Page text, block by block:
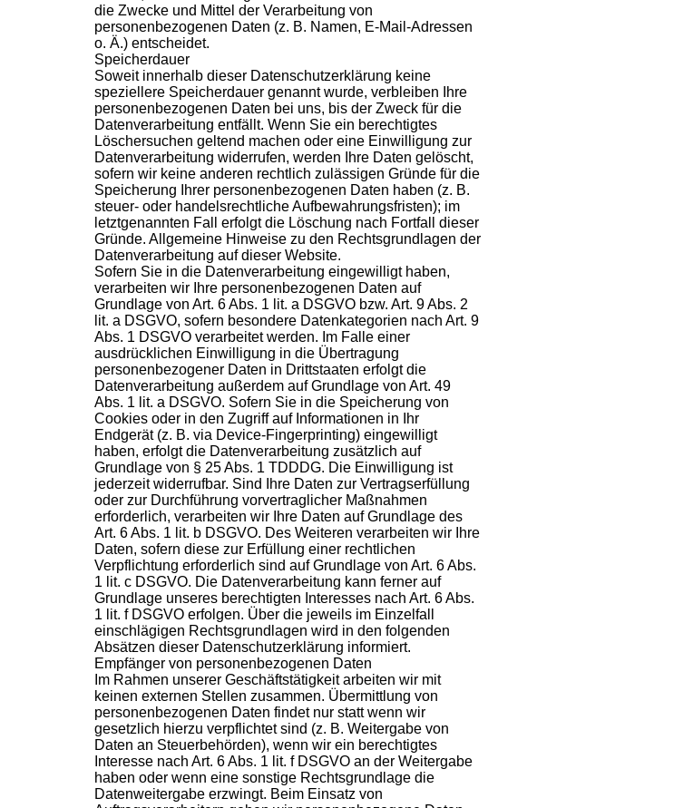
die Zwecke und Mittel der Verarbeitung von
personenbezogenen Daten (z. B. Namen, E-Mail-Adressen
o. Ä.) entscheidet.
Speicherdauer
Soweit innerhalb dieser Datenschutzerklärung keine
speziellere Speicherdauer genannt wurde, verbleiben Ihre
personenbezogenen Daten bei uns, bis der Zweck für die
Datenverarbeitung entfällt. Wenn Sie ein berechtigtes
Löschersuchen geltend machen oder eine Einwilligung zur
Datenverarbeitung widerrufen, werden Ihre Daten gelöscht,
sofern wir keine anderen rechtlich zulässigen Gründe für die
Speicherung Ihrer personenbezogenen Daten haben (z. B.
steuer- oder handelsrechtliche Aufbewahrungsfristen); im
letztgenannten Fall erfolgt die Löschung nach Fortfall dieser
Gründe. Allgemeine Hinweise zu den Rechtsgrundlagen der
Datenverarbeitung auf dieser Website.
Sofern Sie in die Datenverarbeitung eingewilligt haben,
verarbeiten wir Ihre personenbezogenen Daten auf
Grundlage von Art. 6 Abs. 1 lit. a DSGVO bzw. Art. 9 Abs. 2
lit. a DSGVO, sofern besondere Datenkategorien nach Art. 9
Abs. 1 DSGVO verarbeitet werden. Im Falle einer
ausdrücklichen Einwilligung in die Übertragung
personenbezogener Daten in Drittstaaten erfolgt die
Datenverarbeitung außerdem auf Grundlage von Art. 49
Abs. 1 lit. a DSGVO. Sofern Sie in die Speicherung von
Cookies oder in den Zugriff auf Informationen in Ihr
Endgerät (z. B. via Device-Fingerprinting) eingewilligt
haben, erfolgt die Datenverarbeitung zusätzlich auf
Grundlage von § 25 Abs. 1 TDDDG. Die Einwilligung ist
jederzeit widerrufbar. Sind Ihre Daten zur Vertragserfüllung
oder zur Durchführung vorvertraglicher Maßnahmen
erforderlich, verarbeiten wir Ihre Daten auf Grundlage des
Art. 6 Abs. 1 lit. b DSGVO. Des Weiteren verarbeiten wir Ihre
Daten, sofern diese zur Erfüllung einer rechtlichen
Verpflichtung erforderlich sind auf Grundlage von Art. 6 Abs.
1 lit. c DSGVO. Die Datenverarbeitung kann ferner auf
Grundlage unseres berechtigten Interesses nach Art. 6 Abs.
1 lit. f DSGVO erfolgen. Über die jeweils im Einzelfall
einschlägigen Rechtsgrundlagen wird in den folgenden
Absätzen dieser Datenschutzerklärung informiert.
Empfänger von personenbezogenen Daten
Im Rahmen unserer Geschäftstätigkeit arbeiten wir mit
keinen externen Stellen zusammen. Übermittlung von
personenbezogenen Daten findet nur statt wenn wir
gesetzlich hierzu verpflichtet sind (z. B. Weitergabe von
Daten an Steuerbehörden), wenn wir ein berechtigtes
Interesse nach Art. 6 Abs. 1 lit. f DSGVO an der Weitergabe
haben oder wenn eine sonstige Rechtsgrundlage die
Datenweitergabe erzwingt. Beim Einsatz von